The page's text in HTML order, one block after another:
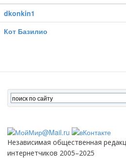
dkonkin1
Кот Базилио
Независимая общественная
интернетчиков 2005–2025